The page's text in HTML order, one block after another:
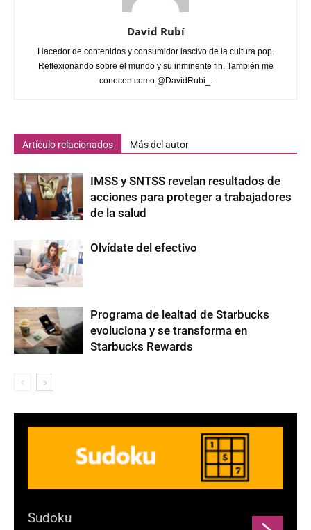
David Rubí
Hacedor de contenidos y consumidor lascivo de la cultura pop.
Reflexionando sobre el mundo y su inminente fin. También me
conocen como @DavidRubi_.
Artículo relacionados Más del autor
IMSS y SNTSS revelan resultados de
acciones para proteger a trabajadores
de la salud
Olvídate del efectivo
Programa de lealtad de Starbucks
evoluciona y se transforma en
Starbucks Rewards
Sudoku